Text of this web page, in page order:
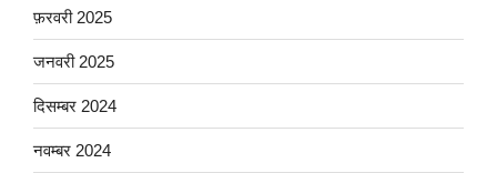
फ़रवरी 2025
जनवरी 2025
दिसम्बर 2024
नवम्बर 2024